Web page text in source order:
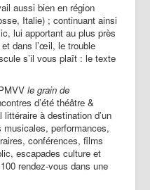
aussi bien en région
Italie) ; continuant ainsi
lui apportant au plus près
et dans l’œil, le trouble
s’il vous plaît : le texte
le grain de
d’été théâtre &
à destination d’un
performances,
conférences, films
escapades culture et
rendez-vous dans une